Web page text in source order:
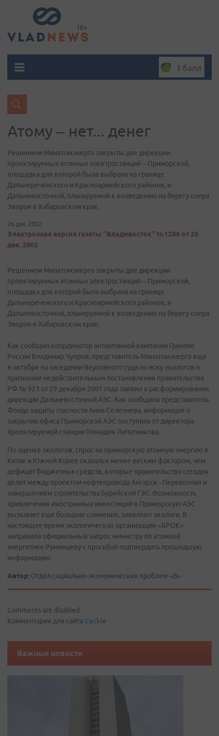
1 балл
Атому – нет... денег
Решением Минатомэнерго закрыты две дирекции
проектируемых атомных электростанций – Приморской,
площадка для которой была выбрана на границе
Дальнереченского и Красноармейского районов, и
Дальневосточной, планируемой к возведению на берегу озера
Эворон в Хабаровском крае.
26 дек. 2002
Электронная версия газеты "Владивосток" №1286 от 26
дек. 2002
Решением Минатомэнерго закрыты две дирекции
проектируемых атомных электростанций – Приморской,
площадка для которой была выбрана на границе
Дальнереченского и Красноармейского районов, и
Дальневосточной, планируемой к возведению на берегу озера
Эворон в Хабаровском крае.
Как сообщил координатор антиатомной кампании Гринпис
России Владимир Чупров, представитель Минатомэнерго еще
в октябре на заседании Верховного суда по иску экологов о
признании недействительным постановления правительства
РФ № 923 от 29 декабря 2001 года заявил о расформировании
дирекции Дальневосточной АЭС. Как сообщила представитель
Фонда защиты гласности Анна Селезнева, информация о
закрытии офиса Приморской АЭС поступила от директора
проектируемой станции Геннадия Липатникова.
По оценке экологов, спрос на приморскую атомную энергию в
Китае и Южной Корее оказался менее веским фактором, чем
дефицит бюджетных средств, которые правительство сегодня
делит между проектом нефтепровода Ангарск - Перевозная и
завершением строительства Бурейской ГЭС. Возможность
привлечения иностранных инвестиций в Приморскую АЭС
вызывает еще большие сомнения, заявляют экологи. В
настоящее время экологическая организация «БРОК»
направила официальный запрос министру по атомной
энергетике Румянцеву с просьбой подтвердить прошедшую
информацию.
Автор: Отдел социально-экономических проблем «В»
Comments are disabled
Комментарии для сайта Cackle
Важные новости